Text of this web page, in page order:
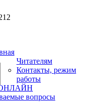
Читателям
Контакты, режим
работы
ОНЛАЙН
вопросы